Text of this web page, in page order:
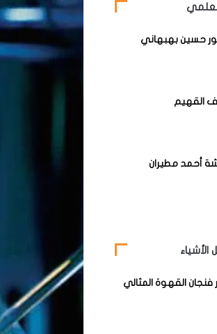
حسين بهبهاني
القهيم
أحمد مطيران
القهوة المثالي